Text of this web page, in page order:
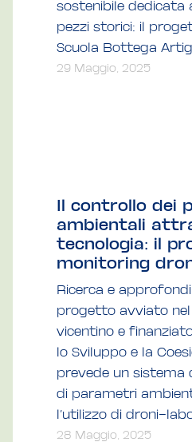
sostenibile dedicata
pezzi storici: il
Scuola Bottega
29 Maggio, 2025
Il controllo dei
ambientali
tecnologia: il
monitoring
Ricerca e
progetto avviato nel
vicentino e
lo Sviluppo e la
prevede un sistema
di parametri
l’utilizzo di droni-
28 Maggio, 2025